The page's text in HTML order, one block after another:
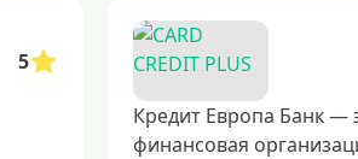
5
Кредит Европа Банк —
финансовая